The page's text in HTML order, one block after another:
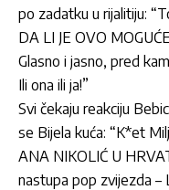
po zadatku u rijalitiju:
DA LI JE OVO
Glasno i jasno, pred
Ili ona ili ja!”
Svi čekaju reakciju
se Bijela kuća: “K*et
ANA NIKOLIĆ U
nastupa pop zvijezda –